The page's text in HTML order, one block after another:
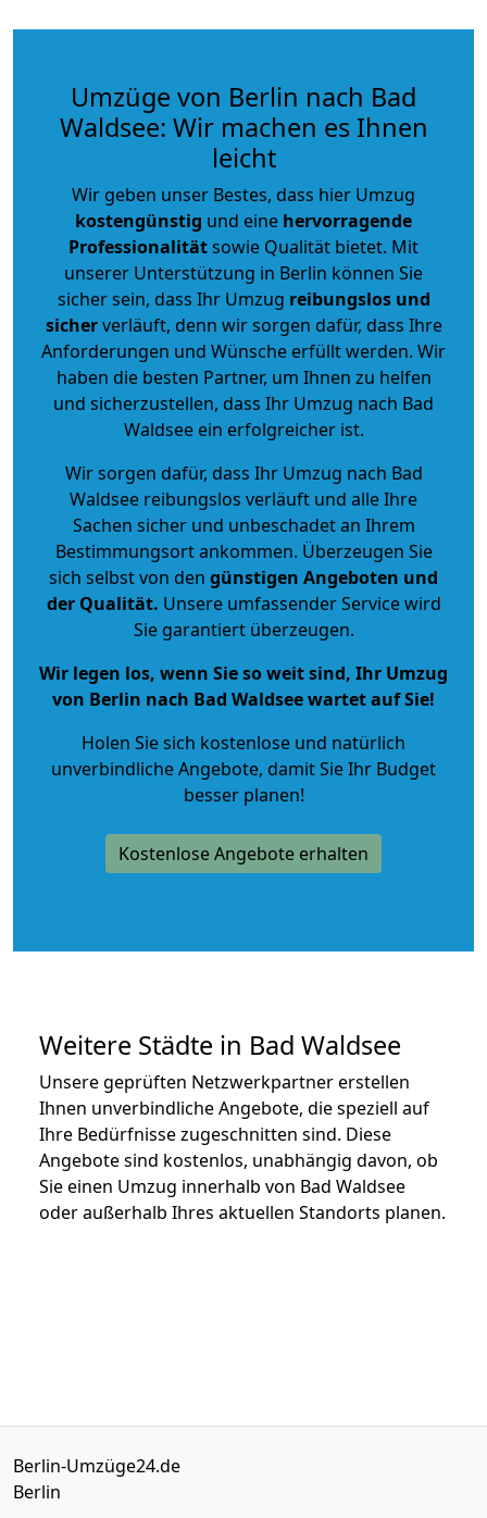
Umzüge von Berlin nach Bad
Waldsee: Wir machen es Ihnen
leicht
Wir geben unser Bestes, dass hier Umzug
kostengünstig und eine hervorragende
Professionalitätsowie Qualität bietet. Mit
unserer Unterstützung in Berlin können Sie
sicher sein, dass Ihr Umzug reibungslos und
sicherverläuft, denn wir sorgen dafür, dass Ihre
Anforderungen und Wünsche erfüllt werden. Wir
haben die besten Partner, um Ihnen zu helfen
und sicherzustellen, dass Ihr Umzug nach Bad
Waldsee ein erfolgreicher ist.
Wir sorgen dafür, dass Ihr Umzug nach Bad
Waldsee reibungslos verläuft und alle Ihre
Sachen sicher und unbeschadet an Ihrem
Bestimmungsort ankommen. Überzeugen Sie
sich selbst von den günstigen Angeboten und
der Qualität. Unsere umfassender Service wird
Sie garantiert überzeugen.
Wir legen los, wenn Sie so weit sind, Ihr Umzug
von Berlin nach Bad Waldsee wartet auf Sie!
Holen Sie sich kostenlose und natürlich
unverbindliche Angebote, damit Sie Ihr Budget
besser planen!
Kostenlose Angebote erhalten
Weitere Städte in Bad Waldsee
Unsere geprüften Netzwerkpartner erstellen
Ihnen unverbindliche Angebote, die speziell auf
Ihre Bedürfnisse zugeschnitten sind. Diese
Angebote sind kostenlos, unabhängig davon, ob
Sie einen Umzug innerhalb von Bad Waldsee
oder außerhalb Ihres aktuellen Standorts planen.
Berlin-Umzüge24.de
Berlin